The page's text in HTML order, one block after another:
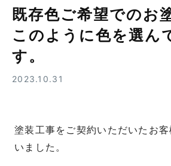
既存色ご希望でのお
このように色を選ん
す。
2023.10.31
塗装工事をご契約いただいたお
いました。